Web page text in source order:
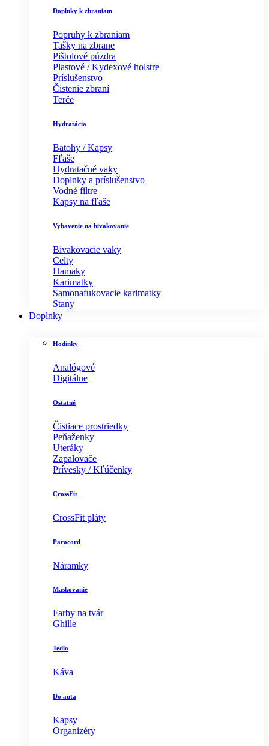
Doplnky k zbraniam
Popruhy k zbraniam
Tašky na zbrane
Pištolové púzdra
Plastové / Kydexové holstre
Príslušenstvo
Čistenie zbraní
Terče
Hydratácia
Batohy / Kapsy
Fľaše
Hydratačné vaky
Doplnky a príslušenstvo
Vodné filtre
Kapsy na fľaše
Vybavenie na bivakovanie
Bivakovacie vaky
Celty
Hamaky
Karimatky
Samonafukovacie karimatky
Stany
Doplnky
Hodinky
Analógové
Digitálne
Ostatné
Čistiace prostriedky
Peňaženky
Uteráky
Zapalovače
Prívesky / Kľúčenky
CrossFit
CrossFit pláty
Paracord
Náramky
Maskovanie
Farby na tvár
Ghille
Jedlo
Káva
Do auta
Kapsy
Organizéry